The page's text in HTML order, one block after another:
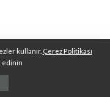
kullanır. Çerez Politikası
edinin